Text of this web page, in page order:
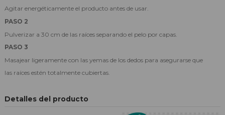
Agitar energéticamente el producto antes de usar.
PASO 2
Pulverizar a 30 cm de las raíces separando el pelo por capas.
PASO 3
Masajear ligeramente con las yemas de los dedos para asegurarse que
las raíces estén totalmente cubiertas.
Detalles del producto